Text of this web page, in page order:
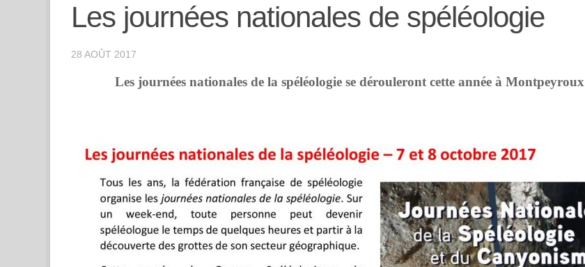
Les journées nationales de spéléologie
28 AOÛT 2017
Les journées nationales de la spéléologie se dérouleront cette année à Montpeyroux